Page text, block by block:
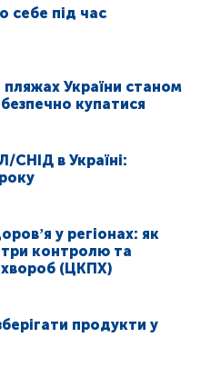
себе під час
пляжах України станом
купатися
СНІД в Україні:
у регіонах: як
контролю та
(ЦКПХ)
продукти у